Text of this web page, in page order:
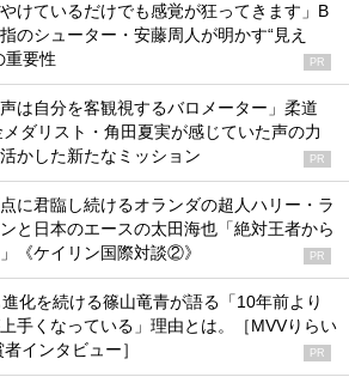
やけているだけでも感覚が狂ってきます」B
のシューター・安藤周人が明かす“見え
重要性
PR
声は自分を客観視するバロメーター」柔道
ダリスト・角田夏実が感じていた声の力
かした新たなミッション
PR
に君臨し続けるオランダの超人ハリー・ラ
と日本のエースの太田海也「絶対王者から
《ケイリン国際対談②》
PR
化を続ける篠山竜青が語る「10年前より
手くなっている」理由とは。［MVVりらい
インタビュー］
PR